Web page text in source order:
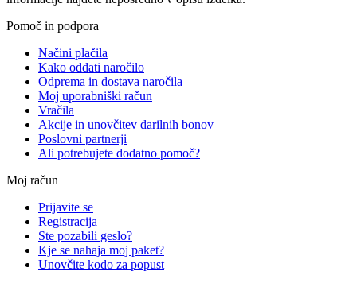
Pomoč in podpora
Načini plačila
Kako oddati naročilo
Odprema in dostava naročila
Moj uporabniški račun
Vračila
Akcije in unovčitev darilnih bonov
Poslovni partnerji
Ali potrebujete dodatno pomoč?
Moj račun
Prijavite se
Registracija
Ste pozabili geslo?
Kje se nahaja moj paket?
Unovčite kodo za popust